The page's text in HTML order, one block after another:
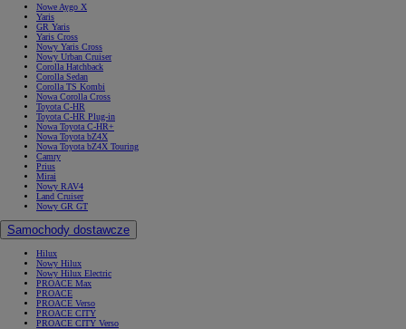
Nowe Aygo X
Yaris
GR Yaris
Yaris Cross
Nowy Yaris Cross
Nowy Urban Cruiser
Corolla Hatchback
Corolla Sedan
Corolla TS Kombi
Nowa Corolla Cross
Toyota C-HR
Toyota C-HR Plug-in
Nowa Toyota C-HR+
Nowa Toyota bZ4X
Nowa Toyota bZ4X Touring
Camry
Prius
Mirai
Nowy RAV4
Land Cruiser
Nowy GR GT
Samochody dostawcze
Hilux
Nowy Hilux
Nowy Hilux Electric
PROACE Max
PROACE
PROACE Verso
PROACE CITY
PROACE CITY Verso